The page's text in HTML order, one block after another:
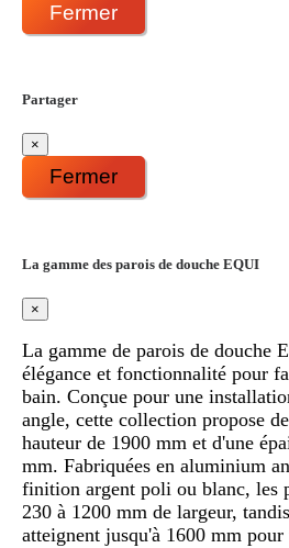
Fermer
Partager
×
Fermer
La gamme des parois de douche EQUI
×
La gamme de parois de douche
élégance et fonctionnalité pour
bain. Conçue pour une
angle, cette collection propose
hauteur de 1900 mm et d'une
mm. Fabriquées en aluminium
finition argent poli ou blanc, les
230 à 1200 mm de largeur,
atteignent jusqu'à 1600 mm pour